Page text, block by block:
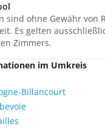
sind ohne Gewähr von
Es gelten
Zimmers.
im Umkreis
Billancourt